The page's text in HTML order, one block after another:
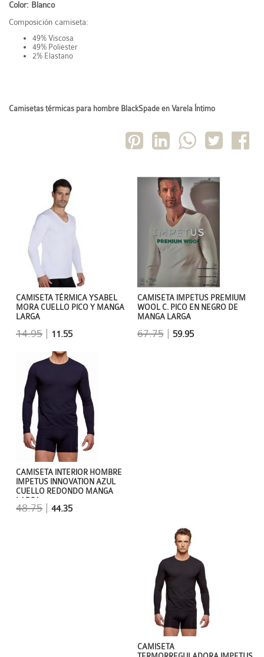
Color: Blanco
Composición camiseta:
49% Viscosa
49% Poliester
2% Elastano
Camisetas térmicas para hombre BlackSpade en Varela Íntimo
CAMISETA IMPETUS PREMIUM
WOOL C. PICO EN NEGRO DE
MANGA LARGA
67.75| 59.95
CAMISETA TÉRMICA YSABEL
MORA CUELLO PICO Y MANGA
LARGA
14.95 | 11.55
CAMISETA INTERIOR HOMBRE
IMPETUS INNOVATION AZUL
CUELLO REDONDO MANGA
LARGA
48.75 |44.35
CAMISETA